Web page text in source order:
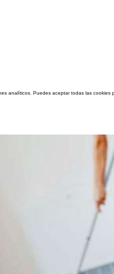
analíticos. Puedes aceptar todas las cookies